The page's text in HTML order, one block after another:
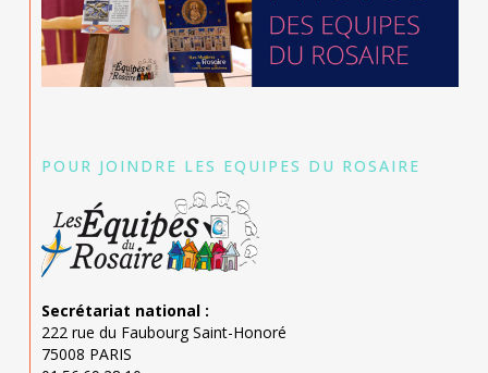
POUR JOINDRE LES EQUIPES DU ROSAIRE
Secrétariat national :
222 rue du Faubourg Saint-Honoré
75008 PARIS